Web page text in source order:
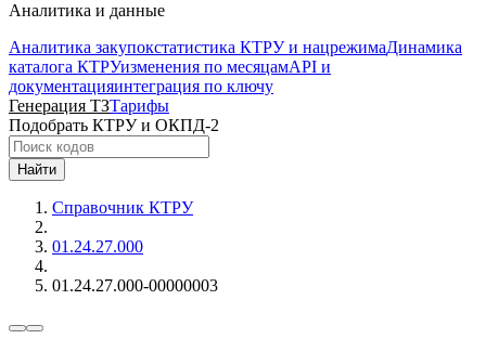
Аналитика и данные
Аналитика закупокстатистика КТРУ и нацрежимаДинамика
каталога КТРУизменения по месяцамAPI и
документацияинтеграция по ключу
Генерация ТЗТарифы
Подобрать КТРУ и ОКПД-2
Найти
Справочник КТРУ
01.24.27.000
01.24.27.000-00000003